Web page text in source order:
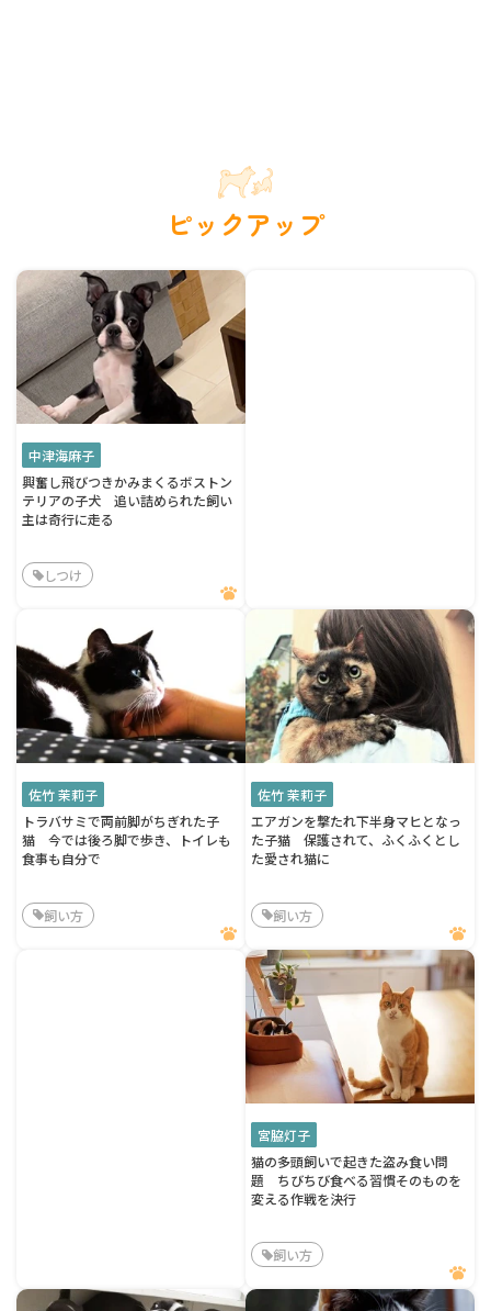
ピックアップ
中津海麻子
興奮し飛びつきかみまくるボストン
テリアの子犬 追い詰められた飼い
主は奇行に走る
しつけ
佐竹 茉莉子
トラバサミで両前脚がちぎれた子
猫 今では後ろ脚で歩き、トイレも
食事も自分で
飼い方
佐竹 茉莉子
エアガンを撃たれ下半身マヒとなっ
た子猫 保護されて、ふくふくとし
た愛され猫に
飼い方
宮脇灯子
猫の多頭飼いで起きた盗み食い問
題 ちびちび食べる習慣そのものを
変える作戦を決行
飼い方